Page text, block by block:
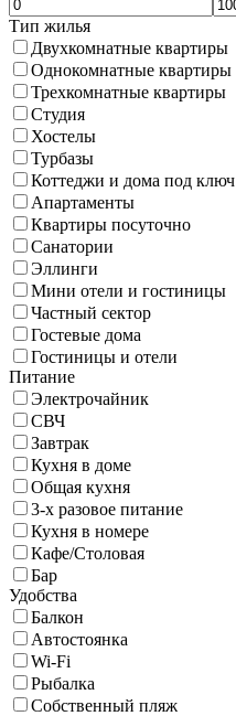
Тип жилья
Двухкомнатные квартиры
Однокомнатные квартиры
Трехкомнатные квартиры
Студия
Хостелы
Турбазы
Коттеджи и дома под ключ
Апартаменты
Квартиры посуточно
Санатории
Эллинги
Мини отели и гостиницы
Частный сектор
Гостевые дома
Гостиницы и отели
Питание
Электрочайник
СВЧ
Завтрак
Кухня в доме
Общая кухня
3-х разовое питание
Кухня в номере
Кафе/Столовая
Бар
Удобства
Балкон
Автостоянка
Wi-Fi
Рыбалка
Собственный пляж